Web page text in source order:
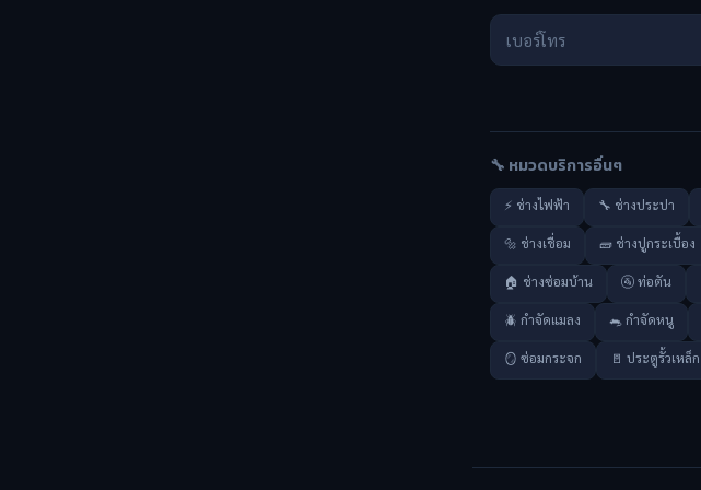
🔧 หมวดบริการอื่นๆ
⚡ ช่างไฟฟ้า 🔧 ช่างประปา
🔩 ช่างเชื่อม 🧱 ช่างปูกระเบื้อง
🏠 ช่างซ่อมบ้าน 🚰 ท่อตัน
🪲 กำจัดแมลง 🐀 กำจัดหนู
🪞 ซ่อมกระจก 🚪 ประตูรั้วเหล็ก